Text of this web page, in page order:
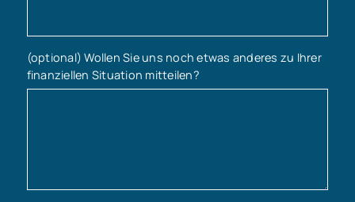
(optional) Wollen Sie uns noch etwas anderes zu Ihrer
finanziellen Situation mitteilen?